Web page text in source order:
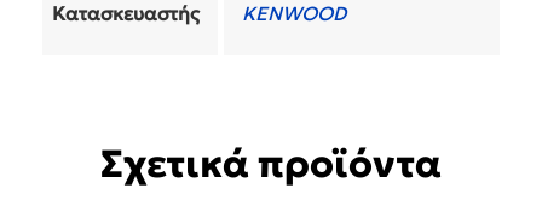
Κατασκευαστής KENWOOD
Σχετικά προϊόντα